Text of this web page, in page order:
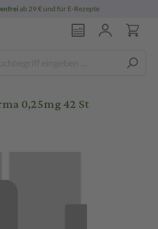
ab 29 € und für E-Rezepte
0,25mg 42 St